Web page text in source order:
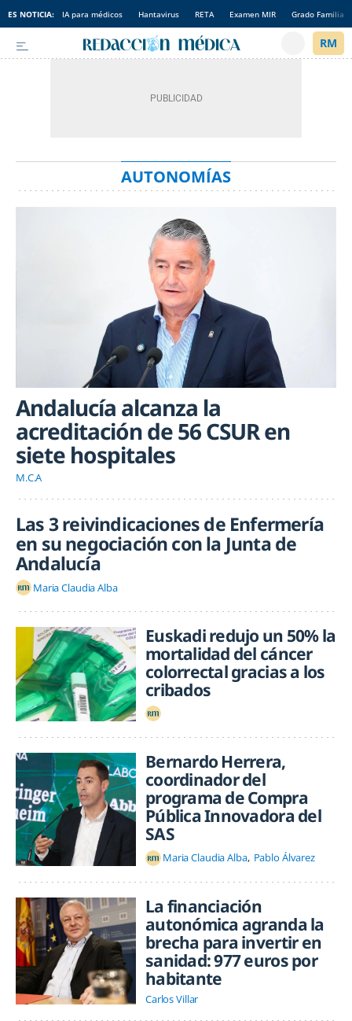
ES NOTICIA: IA para médicos Hantavirus RETA Examen MIR Grado Familia
AUTONOMÍAS
Andalucía alcanza la
acreditación de 56 CSUR en
siete hospitales
M.C.A
Las 3 reivindicaciones de Enfermería
en su negociación con la Junta de
Andalucía
Maria Claudia Alba
Euskadi redujo un 50% la
mortalidad del cáncer
colorrectal gracias a los
cribados
Bernardo Herrera,
coordinador del
programa de Compra
Pública Innovadora del
SAS
Maria Claudia Alba Pablo Álvarez
La financiación
autonómica agranda la
brecha para invertir en
sanidad: 977 euros por
habitante
Carlos Villar